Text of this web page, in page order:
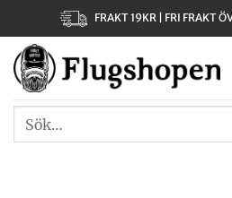
to
content
FRAKT 19KR | FRI FRAKT